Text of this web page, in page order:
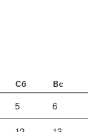
Сб Вс
5 6